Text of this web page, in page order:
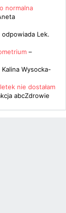
normalna
odpowiada Lek.
–
Kalina Wysocka-
nie dostałam
abcZdrowie